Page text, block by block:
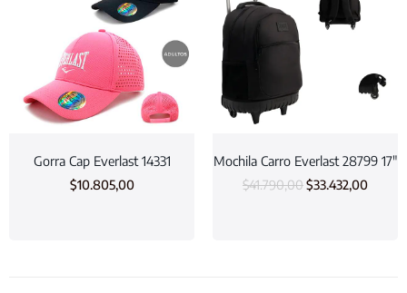
Gorra Cap Everlast 14331
$10.805,00
Mochila Carro Everlast 28799 17″
$41.790,00$33.432,00